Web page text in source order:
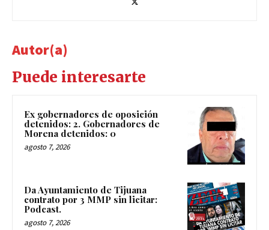
Autor(a)
Puede interesarte
Ex gobernadores de oposición
detenidos: 2. Gobernadores de
Morena detenidos: 0
agosto 7, 2026
Da Ayuntamiento de Tijuana
contrato por 3 MMP sin licitar:
Podcast.
agosto 7, 2026